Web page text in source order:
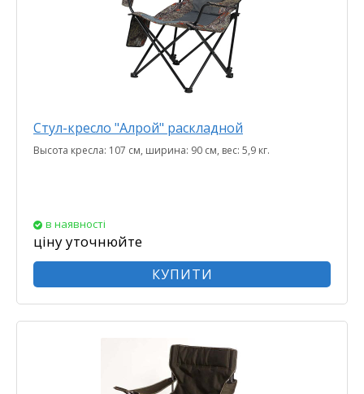
Стул-кресло "Алрой" раскладной
Высота кресла: 107 см, ширина: 90 см, вес: 5,9 кг.
в наявності
ціну уточнюйте
КУПИТИ